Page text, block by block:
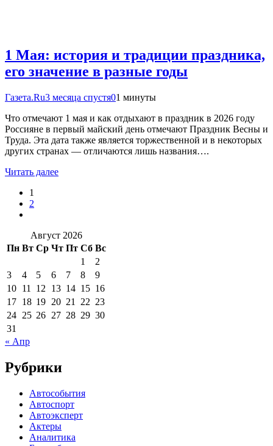
1 Мая: история и традиции праздника,
его значение в разные годы
Газета.Ru3 месяца спустя01 минуты
Что отмечают 1 мая и как отдыхают в праздник в 2026 году
Россияне в первый майский день отмечают Праздник Весны и
Труда. Эта дата также является торжественной и в некоторых
других странах — отличаются лишь названия….
Читать далее
1
2
Август 2026
Пн Вт Ср Чт Пт Сб Вс
1
2
3
4 5 6 7 8
9
10 11 12 13 14 15 16
17 18 19 20 21 22 23
24 25 26 27 28 29 30
31
« Апр
Рубрики
Автособытия
Автоспорт
Автоэксперт
Актеры
Аналитика